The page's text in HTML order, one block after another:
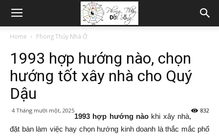
Home Phong Thủy Nhà Ở
1993 hợp hướng nào, chọn
hướng tốt xây nhà cho Quý
Dậu
4 Tháng mười một, 2025 832
1993 hợp hướng nào khi xây nhà,
đặt bàn làm việc hay chọn hướng kinh doanh là thắc mắc phổ